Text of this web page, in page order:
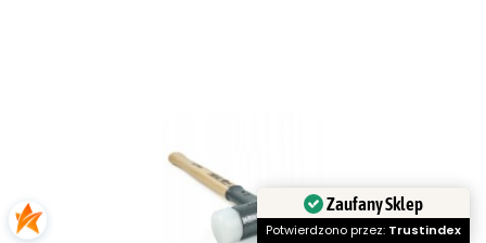
Zaufany Sklep
Potwierdzono przez: Trustindex